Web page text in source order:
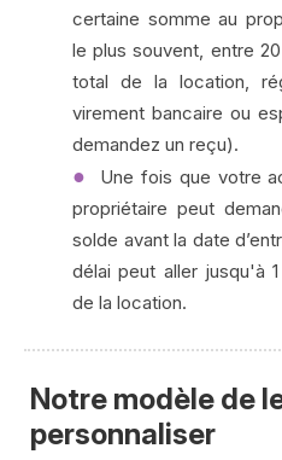
certaine somme au
le plus souvent, entre
total de la location,
virement bancaire ou
demandez un reçu).
Une fois que votre
propriétaire peut
solde avant la date
délai peut aller jusqu'à
de la location.
Notre modèle de
personnaliser